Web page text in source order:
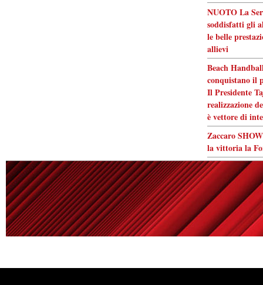
NUOTO La
soddisfatti gli
le belle
allievi
Beach
conquistano il
Il Presidente
realizzazione
è vettore di
Zaccaro
la vittoria la